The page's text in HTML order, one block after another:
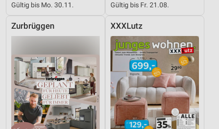
Gültig bis Mo. 30.11. Gültig bis Fr. 21.08.
Zurbrüggen XXXLutz